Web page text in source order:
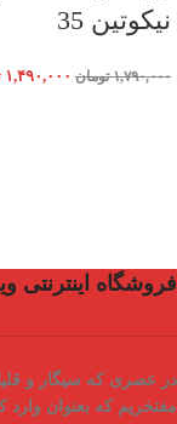
نیکوتین 35
۱,۷۹۰,۰۰۰ تومان ۱,۴۹۰,۰۰۰
فروشگاه اینترنتی
در عصری که سیگار و
مفتخریم که بعنوان وارد